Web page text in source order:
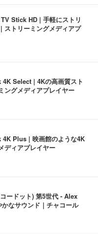
Stick HD | 手軽にストリ
ストリーミングメディアプ
Select | 4Kの高画質スト
ングメディアプレイヤー
Plus | 映画館のような4K
ディアプレイヤー
ードット) 第5世代 - Alex
なサウンド｜チャコール